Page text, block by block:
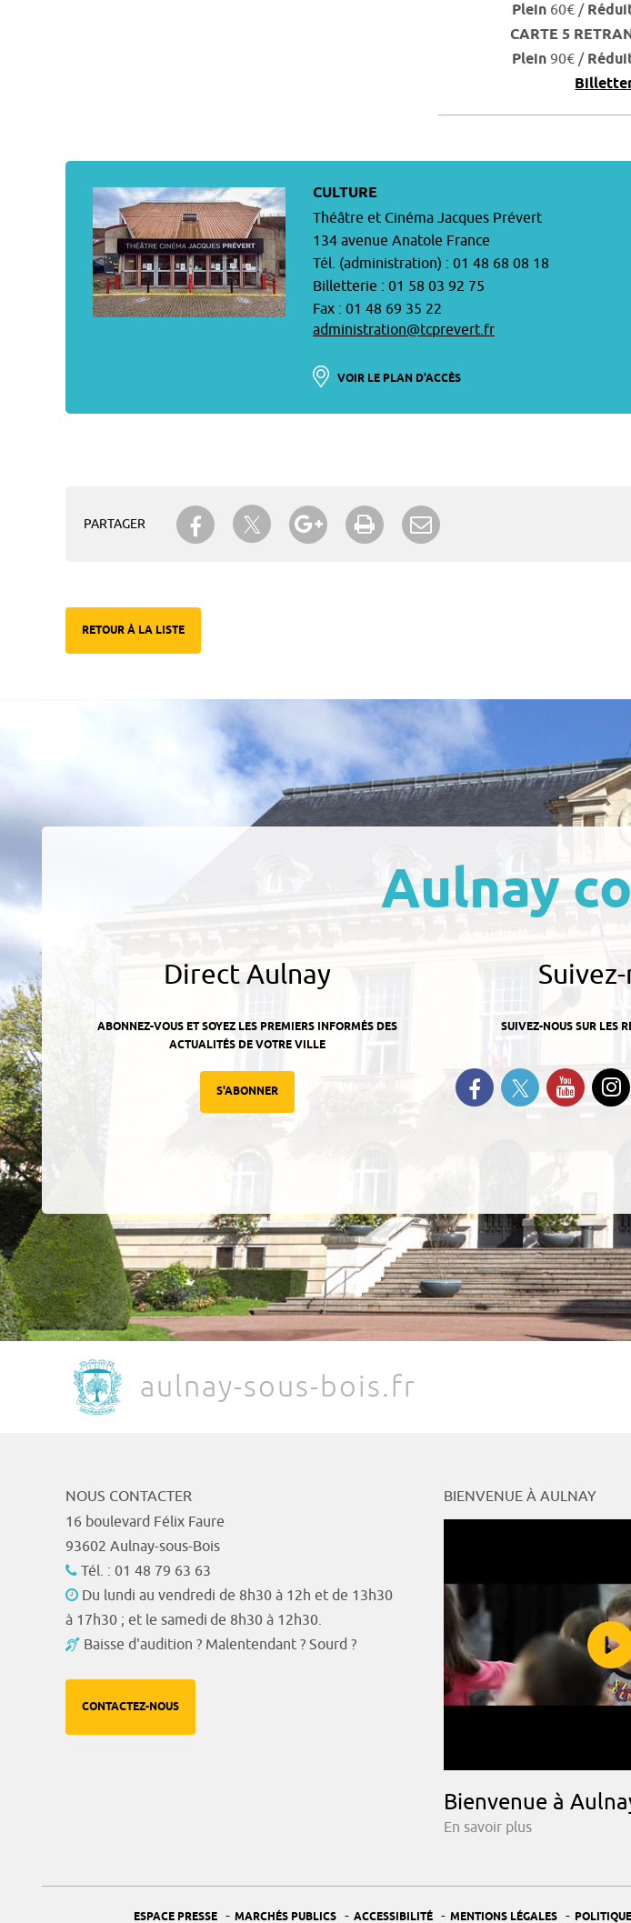
Plein 60€ /
CARTE 5
Plein 90€ /
CULTURE
Théâtre et Cinéma Jacques Prévert
134 avenue Anatole France
Tél. (administration) : 01 48 68 08 18
Billetterie : 01 58 03 92 75
Fax : 01 48 69 35 22
administration@tcprevert.fr
VOIR LE PLAN D'ACCÈS
PARTAGER
Partager sur Facebook
Partager sur TwitterPartager sur Google+
Imprimer
RETOUR À LA LISTE
Aulnay
Direct Aulnay
ABONNEZ-VOUS ET SOYEZ LES PREMIERS INFORMÉS DES
ACTUALITÉS DE VOTRE VILLE
S'ABONNER
SUIVEZ-NOUS SUR LES
Retrouvez-nous sur
Suivez-nous
aulnay-sous-bois.fr
NOUS CONTACTER
16 boulevard Félix Faure
93602 Aulnay-sous-Bois
Tél. : 01 48 79 63 63
Du lundi au vendredi de 8h30 à 12h et de 13h30
à 17h30 ; et le samedi de 8h30 à 12h30.
Baisse d'audition ? Malentendant ? Sourd ?
CONTACTEZ-NOUS
BIENVENUE À AULNAY
Bienvenue à
En savoir plus
ESPACE PRESSE - MARCHÉS PUBLICS - ACCESSIBILITÉ - MENTIONS LÉGALES -